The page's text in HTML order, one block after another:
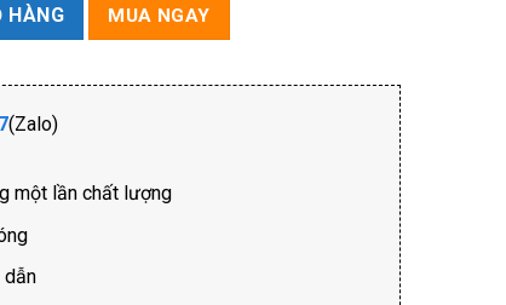
HÀNG MUA NGAY
(Zalo)
một lần chất lượng
dẫn